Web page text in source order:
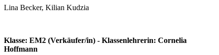
Lina Becker, Kilian Kudzia
Klasse: EM2 (Verkäufer/in) - Klassenlehrerin: Cornelia
Hoffmann